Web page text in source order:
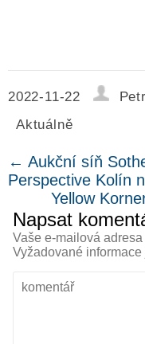
2022-11-22
Aktuálně
← Aukční síň
Perspective Kolín
Yellow
Napsat
Vaše e-mailová
Vyžadované